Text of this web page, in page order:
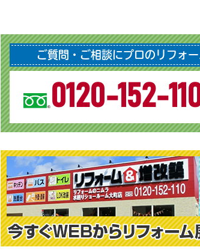
ご質問・ご相談にプロのリフォ
0120-152-